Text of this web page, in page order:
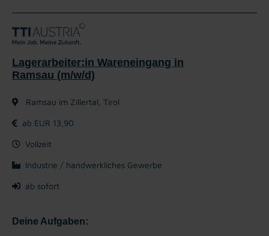
Lagerarbeiter:in Wareneingang in
Ramsau (m/w/d)
Ramsau im Zillertal, Tirol
ab EUR 13,90
Vollzeit
Industrie / handwerkliches Gewerbe
ab sofort
Deine Aufgaben: